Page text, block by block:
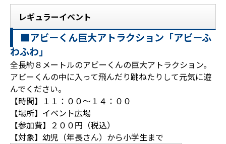
レギュラーイベント
■アビーくん巨大アトラクション「アビーふ
わふわ」
全長約８メートルのアビーくんの巨大アトラクション。
アビーくんの中に入って飛んだり跳ねたりして元気に遊
んでください。
【時間】１１：００～１４：００
【場所】イベント広場
【参加費】２００円（税込）
【対象】幼児（年長さん）から小学生まで